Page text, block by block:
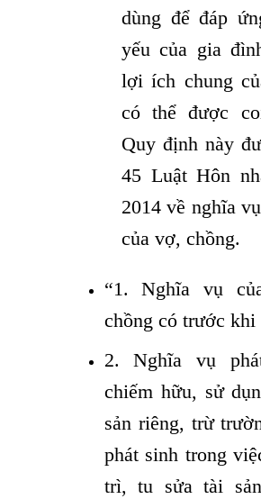
dùng để đáp
yếu của gia
lợi ích chung
có thể được
Quy định này
45 Luật Hôn
2014 về nghĩa
của vợ, chồng.
“1. Nghĩa vụ
chồng có trước khi
2. Nghĩa vụ
chiếm hữu, sử
sản riêng, trừ
phát sinh trong
trì, tu sửa tài